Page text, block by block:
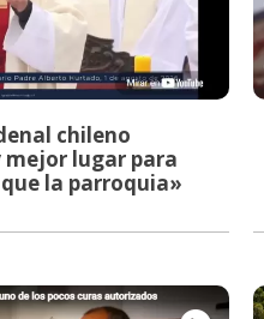
chileno
lugar para
la parroquia»